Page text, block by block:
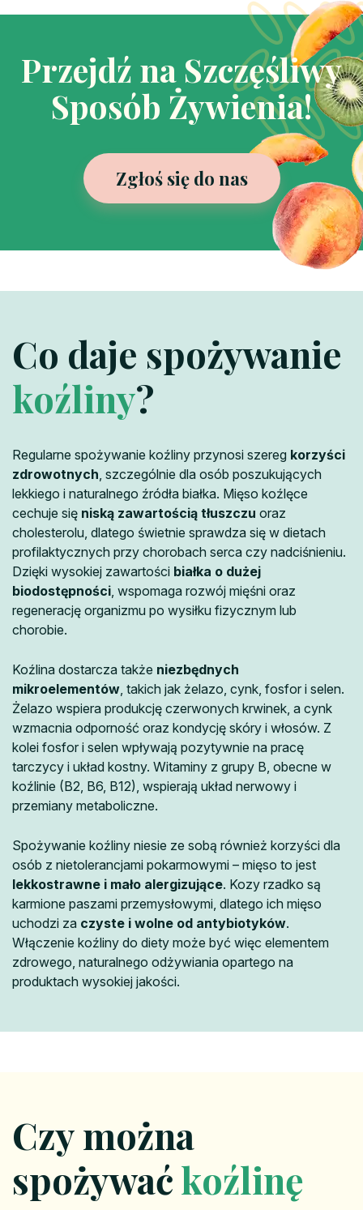
Przejdź na Szczęśliwy
Sposób Żywienia!
Zgłoś się do nas
Co daje spożywanie
koźliny?
Regularne spożywanie koźliny przynosi szereg korzyści
zdrowotnych , szczególnie dla osób poszukujących
lekkiego i naturalnego źródła białka. Mięso koźlęce
cechuje się niską zawartością tłuszczu oraz
cholesterolu, dlatego świetnie sprawdza się w dietach
profilaktycznych przy chorobach serca czy nadciśnieniu.
Dzięki wysokiej zawartości białka o dużej
biodostępności , wspomaga rozwój mięśni oraz
regenerację organizmu po wysiłku fizycznym lub
chorobie.
Koźlina dostarcza także niezbędnych
mikroelementów , takich jak żelazo, cynk, fosfor i selen.
Żelazo wspiera produkcję czerwonych krwinek, a cynk
wzmacnia odporność oraz kondycję skóry i włosów. Z
kolei fosfor i selen wpływają pozytywnie na pracę
tarczycy i układ kostny. Witaminy z grupy B, obecne w
koźlinie (B2, B6, B12), wspierają układ nerwowy i
przemiany metaboliczne.
Spożywanie koźliny niesie ze sobą również korzyści dla
osób z nietolerancjami pokarmowymi – mięso to jest
lekkostrawne i mało alergizujące. Kozy rzadko są
karmione paszami przemysłowymi, dlatego ich mięso
uchodzi za czyste i wolne od antybiotyków.
Włączenie koźliny do diety może być więc elementem
zdrowego, naturalnego odżywiania opartego na
produktach wysokiej jakości.
Czy można
spożywaćkoźlinę